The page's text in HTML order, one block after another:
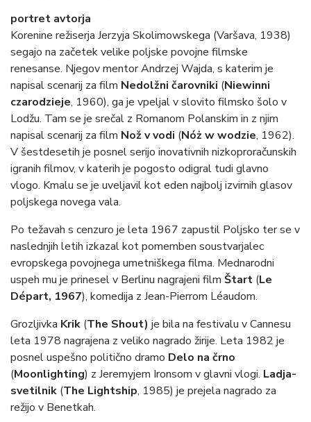
portret avtorja
Korenine režiserja Jerzyja Skolimowskega (Varšava, 1938)
segajo na začetek velike poljske povojne filmske
renesanse. Njegov mentor Andrzej Wajda, s katerim je
napisal scenarij za film Nedolžni čarovniki (Niewinni
czarodzieje, 1960), ga je vpeljal v slovito filmsko šolo v
Lodžu. Tam se je srečal z Romanom Polanskim in z njim
napisal scenarij za film Nož v vodi (Nóż w wodzie, 1962).
V šestdesetih je posnel serijo inovativnih nizkoproračunskih
igranih filmov, v katerih je pogosto odigral tudi glavno
vlogo. Kmalu se je uveljavil kot eden najbolj izvirnih glasov
poljskega novega vala.
Po težavah s cenzuro je leta 1967 zapustil Poljsko ter se v
naslednjih letih izkazal kot pomemben soustvarjalec
evropskega povojnega umetniškega filma. Mednarodni
uspeh mu je prinesel v Berlinu nagrajeni film Štart (Le
Départ, 1967), komedija z Jean-Pierrom Léaudom.
Grozljivka Krik (The Shout) je bila na festivalu v Cannesu
leta 1978 nagrajena z veliko nagrado žirije. Leta 1982 je
posnel uspešno politično dramo Delo na črno
(Moonlighting) z Jeremyjem Ironsom v glavni vlogi. Ladja-
svetilnik (The Lightship, 1985) je prejela nagrado za
režijo v Benetkah.